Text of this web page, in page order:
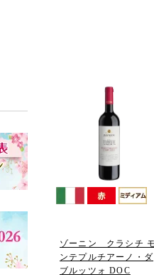
ゾーニン クラシチ
ンテプルチアーノ・ダ
ブルッツォ DOC